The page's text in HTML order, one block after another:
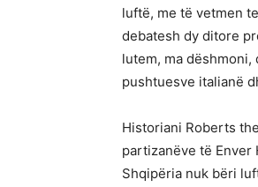
luftë, me të vetmen
debatesh dy ditore
lutem, ma
pushtuesve italianë
Historiani Roberts
partizanëve të Enver
Shqipëria nuk bëri